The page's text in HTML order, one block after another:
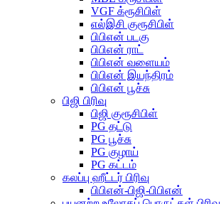
VGF க்ரூசிபிள்
எல்இசி குரூசிபிள்
பிபிஎன் படகு
பிபிஎன் ராட்
பிபிஎன் வளையம்
பிபிஎன் இயந்திரம்
பிபிஎன் பூச்சு
பிஜி பிரிவு
பிஜி குரூசிபிள்
PG தட்டு
PG பூச்சு
PG குழாய்
PG கட்டம்
கலப்பு ஹீட்டர் பிரிவு
பிபிஎன்-பிஜி-பிபிஎன்